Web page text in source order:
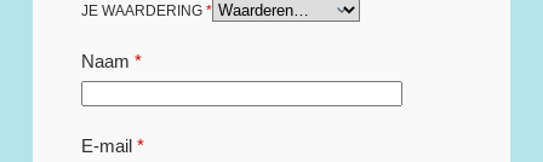
JE WAARDERING *
Naam *
E-mail*